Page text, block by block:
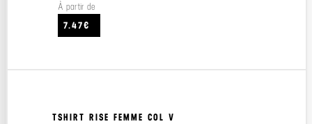
À partir de
7.47€
TSHIRT RISE FEMME COL V